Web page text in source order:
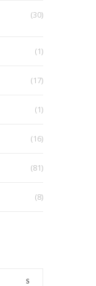
(30)
(1)
(17)
(1)
(16)
(81)
(8)
S